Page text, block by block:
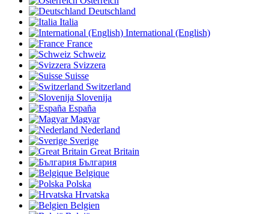
Deutschland
Italia
International (English)
France
Schweiz
Svizzera
Suisse
Switzerland
Slovenija
España
Magyar
Nederland
Sverige
Great Britain
България
Belgique
Polska
Hrvatska
Belgien